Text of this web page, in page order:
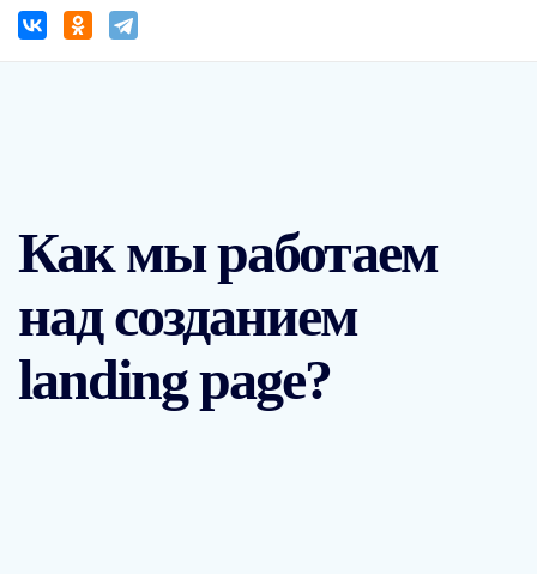
Как мы работаем
над созданием
landing page?